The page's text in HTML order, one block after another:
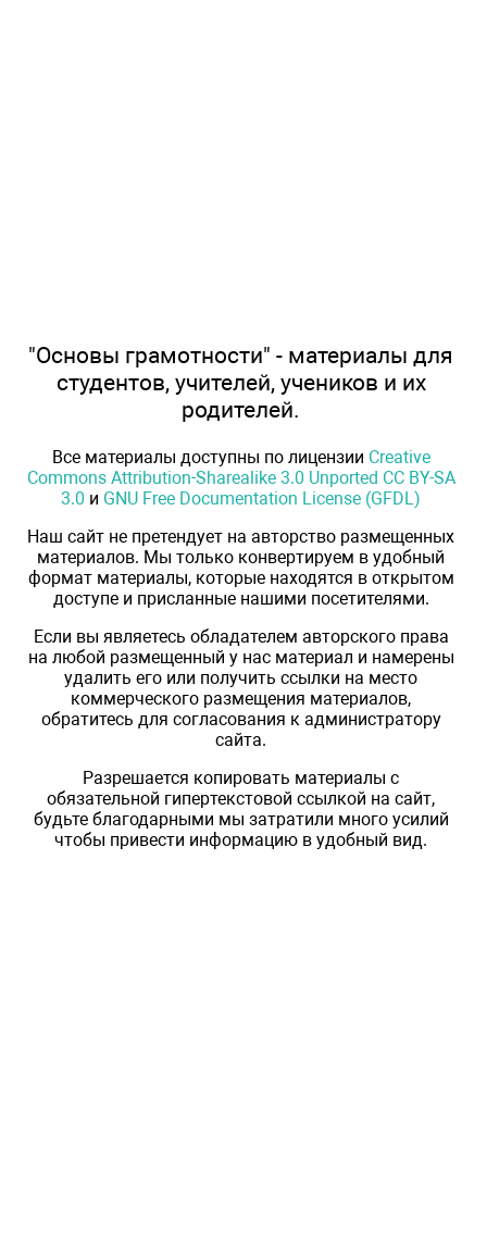
"Основы грамотности" - материалы для
студентов, учителей, учеников и их
родителей.
Все материалы доступны по лицензии Creative
Commons Attribution-Sharealike 3.0 Unported CC BY-SA
3.0 и GNU Free Documentation License (GFDL)
Наш сайт не претендует на авторство размещенных
материалов. Мы только конвертируем в удобный
формат материалы, которые находятся в открытом
доступе и присланные нашими посетителями.
Если вы являетесь обладателем авторского права
на любой размещенный у нас материал и намерены
удалить его или получить ссылки на место
коммерческого размещения материалов,
обратитесь для согласования к администратору
сайта.
Разрешается копировать материалы с
обязательной гипертекстовой ссылкой на сайт,
будьте благодарными мы затратили много усилий
чтобы привести информацию в удобный вид.